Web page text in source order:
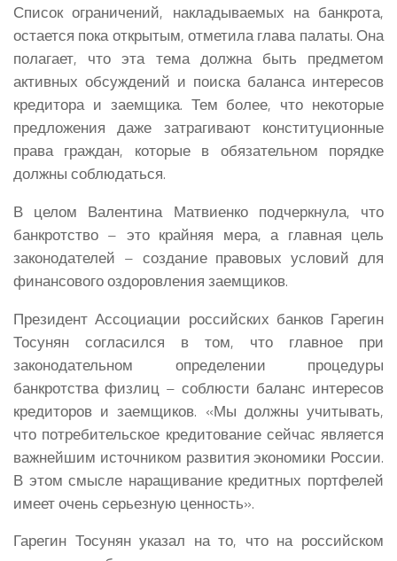
Список ограничений, накладываемых на банкрота,
остается пока открытым, отметила глава палаты. Она
полагает, что эта тема должна быть предметом
активных обсуждений и поиска баланса интересов
кредитора и заемщика. Тем более, что некоторые
предложения даже затрагивают конституционные
права граждан, которые в обязательном порядке
должны соблюдаться.
В целом Валентина Матвиенко подчеркнула, что
банкротство – это крайняя мера, а главная цель
законодателей – создание правовых условий для
финансового оздоровления заемщиков.
Президент Ассоциации российских банков Гарегин
Тосунян согласился в том, что главное при
законодательном определении процедуры
банкротства физлиц – соблюсти баланс интересов
кредиторов и заемщиков. «Мы должны учитывать,
что потребительское кредитование сейчас является
важнейшим источником развития экономики России.
В этом смысле наращивание кредитных портфелей
имеет очень серьезную ценность».
Гарегин Тосунян указал на то, что на российском